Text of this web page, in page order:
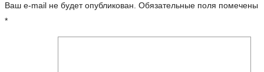
Ваш e-mail не будет опубликован. Обязательные поля помечены
*